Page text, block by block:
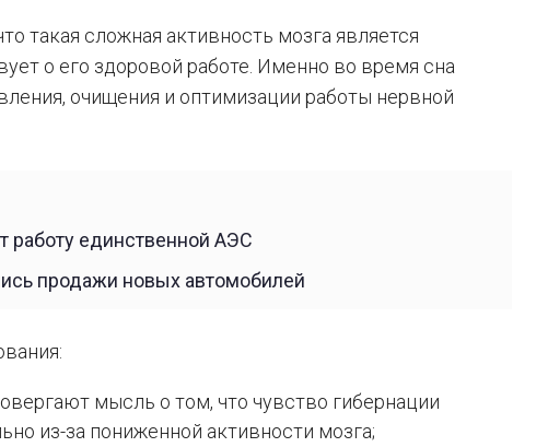
такая сложная активность мозга является
о его здоровой работе. Именно во время сна
очищения и оптимизации работы нервной
работу единственной АЭС
продажи новых автомобилей
мысль о том, что чувство гибернации
из-за пониженной активности мозга;